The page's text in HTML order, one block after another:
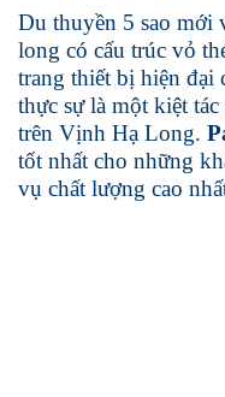
Du thuyền 5 sao mới
long có cấu trúc vỏ
trang thiết bị hiện đại
thực sự là một kiệt
trên Vịnh Hạ Long.
tốt nhất cho những
vụ chất lượng cao